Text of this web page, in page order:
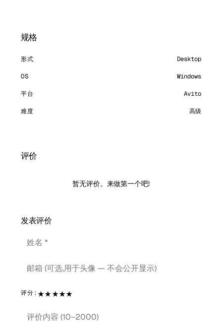
规格
形式 Desktop
OS Windows
平台 Avito
难度 高级
评价
暂无评价。来做第一个吧!
发表评价
评分: ★★★★★